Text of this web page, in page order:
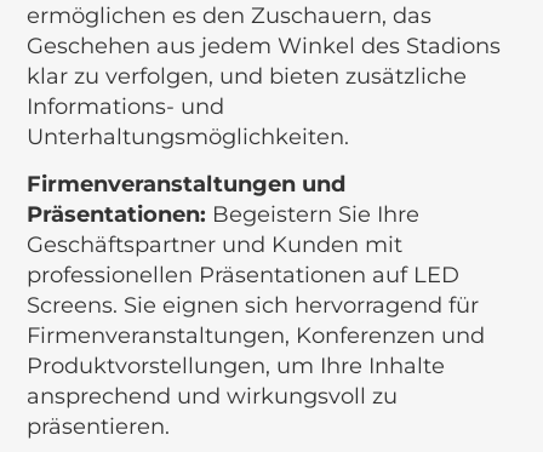
ermöglichen es den Zuschauern, das
Geschehen aus jedem Winkel des Stadions
klar zu verfolgen, und bieten zusätzliche
Informations- und
Unterhaltungsmöglichkeiten.
Firmenveranstaltungen und
Präsentationen: Begeistern Sie Ihre
Geschäftspartner und Kunden mit
professionellen Präsentationen auf LED
Screens. Sie eignen sich hervorragend für
Firmenveranstaltungen, Konferenzen und
Produktvorstellungen, um Ihre Inhalte
ansprechend und wirkungsvoll zu
präsentieren.